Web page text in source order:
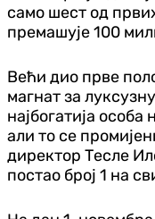
само шест од
премашује 100
Већи дио прве
магнат за
најбогатија
али то се
директор Тесле
постао број 1 на